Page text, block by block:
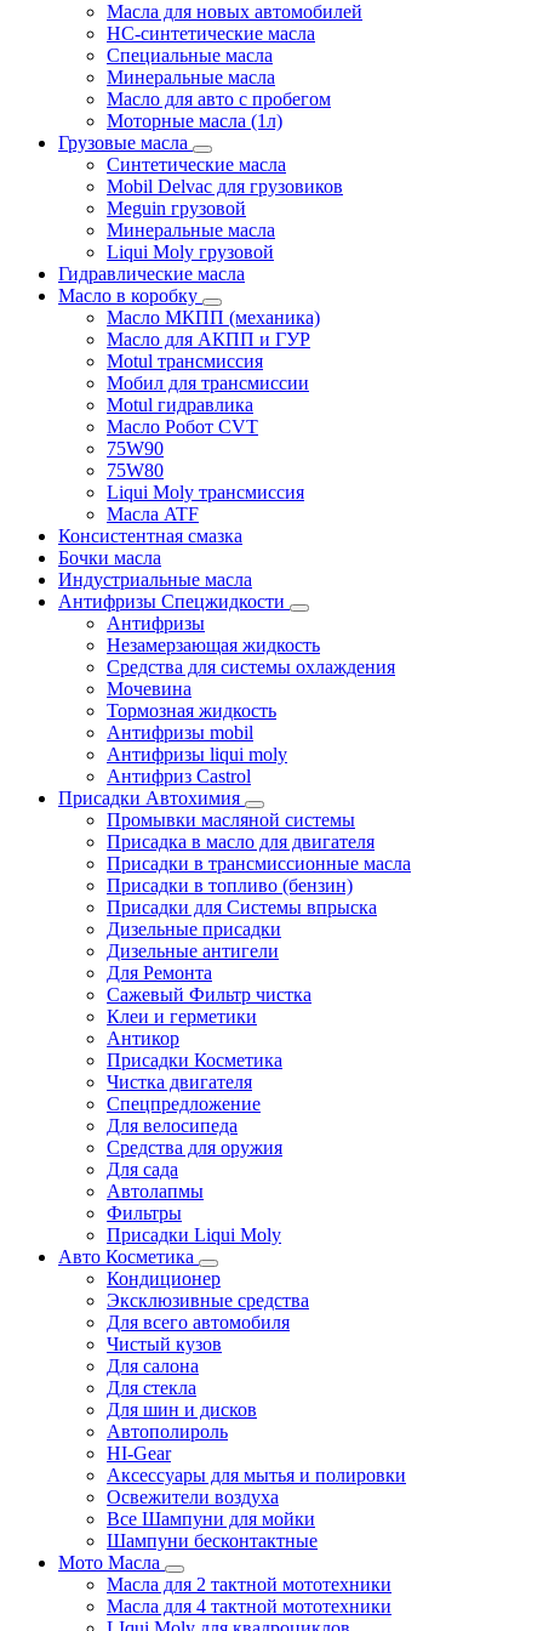
Масла для новых автомобилей
HC-синтетические масла
Специальные масла
Минеральные масла
Масло для авто с пробегом
Моторные масла (1л)
Грузовые масла
Синтетические масла
Mobil Delvac для грузовиков
Meguin грузовой
Минеральные масла
Liqui Moly грузовой
Гидравлические масла
Масло в коробку
Масло МКПП (механика)
Масло для АКПП и ГУР
Motul трансмиссия
Мобил для трансмиссии
Motul гидравлика
Масло Робот CVT
75W90
75W80
Liqui Moly трансмиссия
Масла ATF
Консистентная смазка
Бочки масла
Индустриальные масла
Антифризы Спецжидкости
Антифризы
Незамерзающая жидкость
Средства для системы охлаждения
Мочевина
Тормозная жидкость
Антифризы mobil
Антифризы liqui moly
Антифриз Castrol
Присадки Автохимия
Промывки масляной системы
Присадка в масло для двигателя
Присадки в трансмиссионные масла
Присадки в топливо (бензин)
Присадки для Системы впрыска
Дизельные присадки
Дизельные антигели
Для Ремонта
Сажевый Фильтр чистка
Клеи и герметики
Антикор
Присадки Косметика
Чистка двигателя
Спецпредложение
Для велосипеда
Средства для оружия
Для сада
Автолапмы
Фильтры
Присадки Liqui Moly
Авто Косметика
Кондиционер
Эксклюзивные средства
Для всего автомобиля
Чистый кузов
Для салона
Для стекла
Для шин и дисков
Автополироль
HI-Gear
Аксессуары для мытья и полировки
Освежители воздуха
Все Шампуни для мойки
Шампуни бесконтактные
Мото Масла
Масла для 2 тактной мототехники
Масла для 4 тактной мототехники